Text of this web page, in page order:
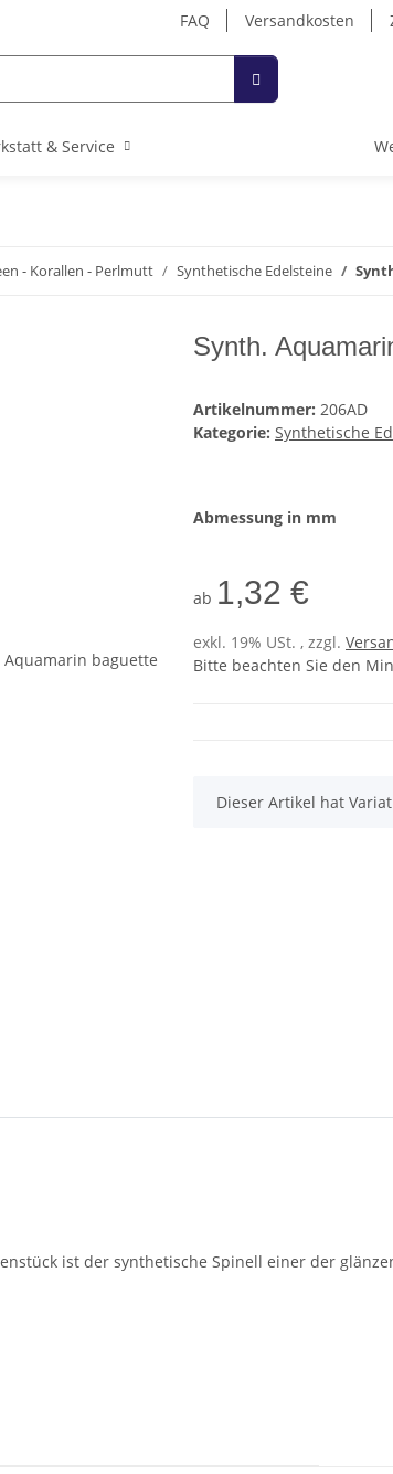
FAQ Versandkosten
& Service
- Korallen - Perlmutt Synthetische Edelsteine
Synth.
Artikelnummer: 206AD
Kategorie: Synthetische
Abmessung in mm
ab 1,32 €
exkl. 19% USt. , zzgl.
Bitte beachten Sie den
x
Dieser Artikel hat
ist der synthetische Spinell einer der